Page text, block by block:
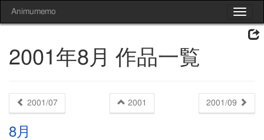
Toggle
Animumemo
2001年8月 作品一覧
2001/07 2001 2001/09
8月